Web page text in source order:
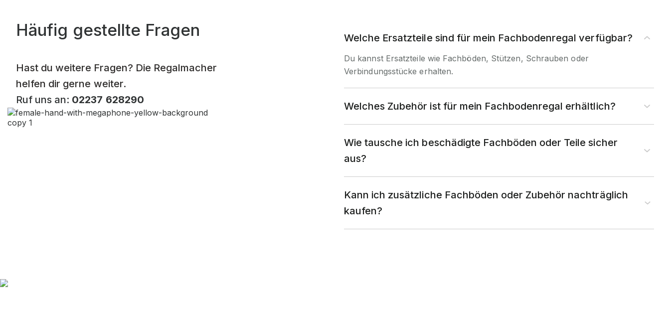
Häufig gestellte Fragen
Hast du weitere Fragen? Die Regalmacher
helfen dir gerne weiter.
Ruf uns an: 02237 628290
Welche Ersatzteile sind für mein Fachbodenregal verfügbar?
Du kannst Ersatzteile wie Fachböden, Stützen, Schrauben oder
Verbindungsstücke erhalten.
Welches Zubehör ist für mein Fachbodenregal erhältlich?
Wie tausche ich beschädigte Fachböden oder Teile sicher
aus?
Kann ich zusätzliche Fachböden oder Zubehör nachträglich
kaufen?